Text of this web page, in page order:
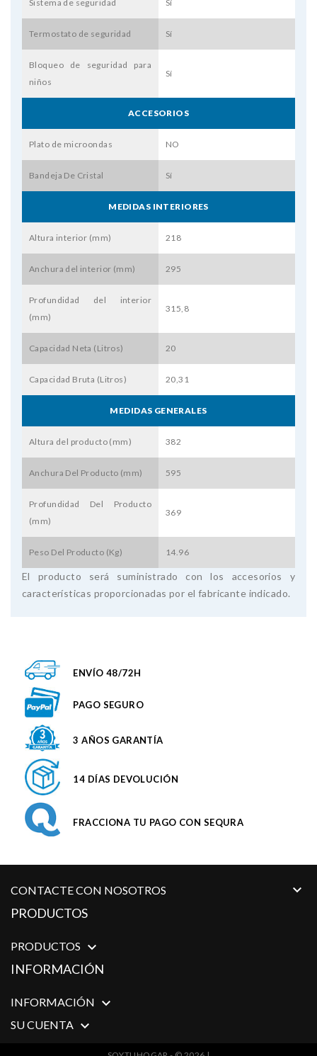
Sistema de seguridad Sí
Termostato de seguridad Sí
Bloqueo de seguridad para
niños
Sí
ACCESORIOS
Plato de microondas NO
Bandeja De Cristal Sí
MEDIDAS INTERIORES
Altura interior (mm) 218
Anchura del interior (mm) 295
Profundidad del interior
(mm)
315,8
Capacidad Neta (Litros) 20
Capacidad Bruta (Litros) 20,31
MEDIDAS GENERALES
Altura del producto (mm) 382
Anchura Del Producto (mm) 595
Profundidad Del Producto
(mm)
369
Peso Del Producto (Kg) 14.96
El producto será suministrado con los accesorios y
características proporcionadas por el fabricante indicado.
ENVÍO 48/72H
PAGO SEGURO
3 AÑOS GARANTÍA
14 DÍAS DEVOLUCIÓN
FRACCIONA TU PAGO CON SEQURA
CONTACTE CON NOSOTROS 
PRODUCTOS
PRODUCTOS 
INFORMACIÓN
INFORMACIÓN 
SU CUENTA 